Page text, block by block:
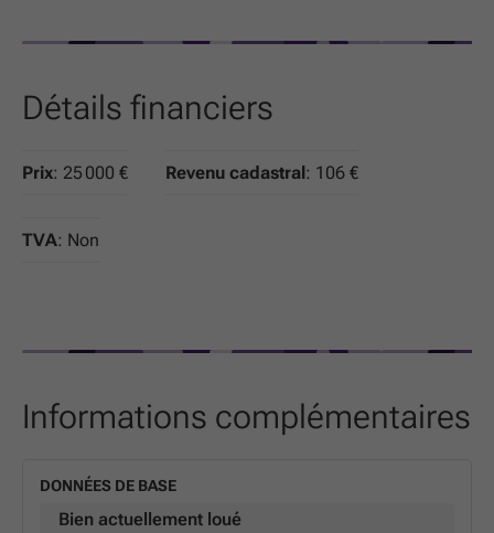
Détails financiers
Prix: 25 000 € Revenu cadastral: 106 €
TVA: Non
Informations complémentaires
DONNÉES DE BASE
Bien actuellement loué